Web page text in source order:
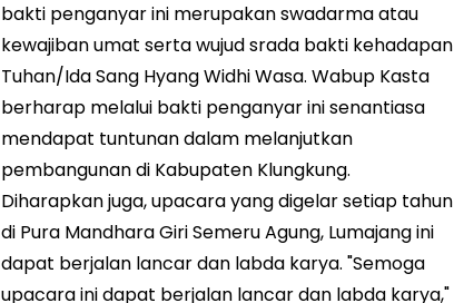
bakti penganyar ini merupakan swadarma atau
kewajiban umat serta wujud srada bakti kehadapan
Tuhan/Ida Sang Hyang Widhi Wasa. Wabup Kasta
berharap melalui bakti penganyar ini senantiasa
mendapat tuntunan dalam melanjutkan
pembangunan di Kabupaten Klungkung.
Diharapkan juga, upacara yang digelar setiap tahun
di Pura Mandhara Giri Semeru Agung, Lumajang ini
dapat berjalan lancar dan labda karya. "Semoga
upacara ini dapat berjalan lancar dan labda karya,"